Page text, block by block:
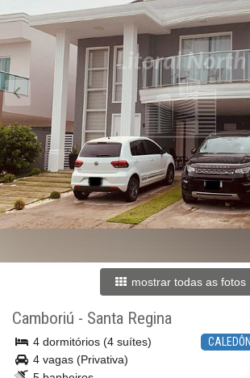
mostrar todas as fotos
Camboriú - Santa Regina
4 dormitórios (4 suítes)
4 vagas (Privativa)